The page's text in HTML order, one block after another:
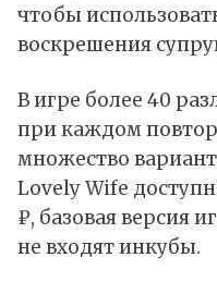
чтобы
воскрешения
В игре более 40
при каждом
множество
Lovely Wife
₽, базовая версия
не входят инкубы.